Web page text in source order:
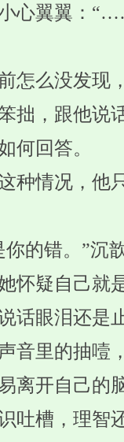
心翼翼：
怎么没发现
拙，跟他说
何回答。
种情况，他
的错。”沉
怀疑自己就
话眼泪还是
音里的抽噎
离开自己的
吐槽，理智